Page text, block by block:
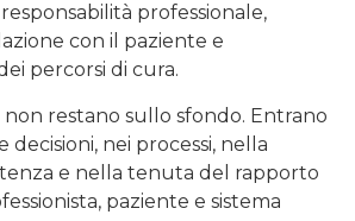
professionale,
con il paziente e
percorsi di cura.
restano sullo sfondo. Entrano
nei processi, nella
e nella tenuta del rapporto
paziente e sistema